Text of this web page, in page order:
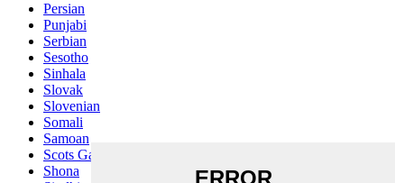
Persian
Punjabi
Serbian
Sesotho
Sinhala
Slovak
Slovenian
Somali
Samoan
Scots Gaelic
Shona